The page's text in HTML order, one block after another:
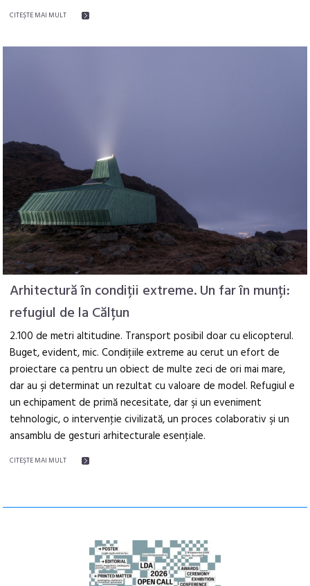
CITEŞTE MAI MULT
Arhitectură în condiții extreme. Un far în munți:
refugiul de la Călțun
2.100 de metri altitudine. Transport posibil doar cu elicopterul.
Buget, evident, mic. Condiţiile extreme au cerut un efort de
proiectare ca pentru un obiect de multe zeci de ori mai mare,
dar au şi determinat un rezultat cu valoare de model. Refugiul e
un echipament de primă necesitate, dar şi un eveniment
tehnologic, o intervenţie civilizată, un proces colaborativ şi un
ansamblu de gesturi arhitecturale esenţiale.
CITEŞTE MAI MULT